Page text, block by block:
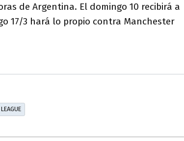
de Argentina. El domingo 10 recibirá a
17/3 hará lo propio contra Manchester